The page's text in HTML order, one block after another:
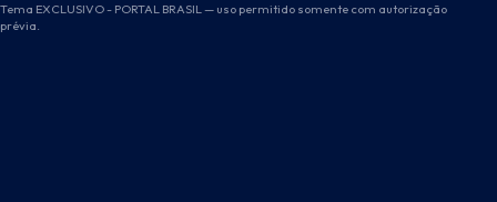
Tema EXCLUSIVO - PORTAL BRASIL — uso permitido somente com autorização
prévia.